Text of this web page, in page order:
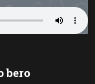
bero